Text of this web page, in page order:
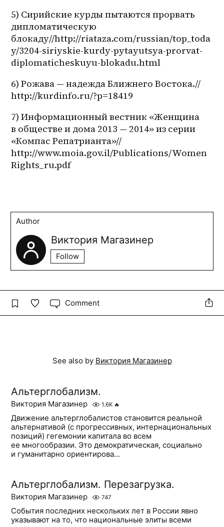
5) Сирийские курды пытаются прорвать
дипломатическую
блокаду//http://riataza.com/russian/top_toda
y/3204-siriyskie-kurdy-pytayutsya-prorvat-
diplomaticheskuyu-blokadu.html
6) Рожава — надежда Ближнего Востока.//
http://kurdinfo.ru/?p=18419
7) Информационный вестник «Женщина
в обществе и дома 2013 — 2014» из серии
«Компас Репатрианта»//
http://www.moia.gov.il/Publications/Women
Rights_ru.pdf
Author
Виктория Магазинер
Follow
Comment
See also by Виктория Магазинер
Альтерглобализм.
Виктория Магазинер 1.6K 🔥
Движение альтерглобалистов становится реальной
альтернативой (с прогрессивных, интернациональных
позиций) гегемонии капитала во всем
ее многообразии. Это демократическая, социально
и гуманитарно ориентирова...
Альтерглобализм. Перезагрузка.
Виктория Магазинер 747
События последних нескольких лет в России явно
указывают на то, что национальные элиты всеми